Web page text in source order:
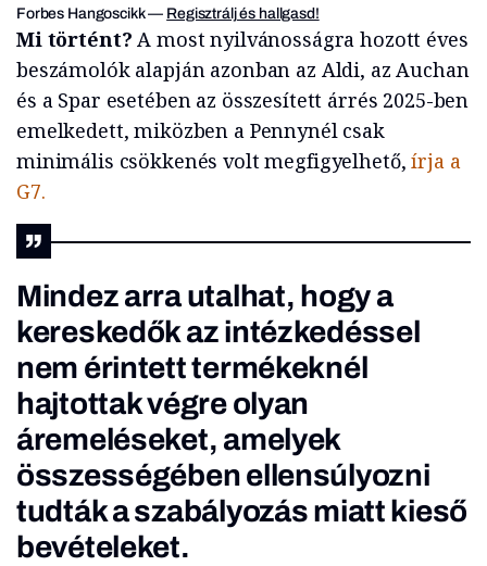
Forbes Hangoscikk— Regisztrálj és hallgasd!
Mi történt?A most nyilvánosságra hozott éves
beszámolók alapján azonban az Aldi, az Auchan
és a Spar esetében az összesített árrés 2025-ben
emelkedett, miközben a Pennynél csak
minimális csökkenés volt megfigyelhető,írja a
G7.
Mindez arra utalhat, hogy a
kereskedők az intézkedéssel
nem érintett termékeknél
hajtottak végre olyan
áremeléseket, amelyek
összességében ellensúlyozni
tudták a szabályozás miatt kieső
bevételeket.